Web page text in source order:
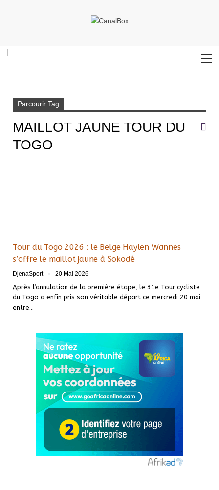
Parcourir Tag
MAILLOT JAUNE TOUR DU
TOGO
Tour du Togo 2026 : le Belge Haylen Wannes
s’offre le maillot jaune à Sokodé
DjenaSport 20 Mai 2026
Après l’annulation de la première étape, le 31e Tour cycliste
du Togo a enfin pris son véritable départ ce mercredi 20 mai
entre…